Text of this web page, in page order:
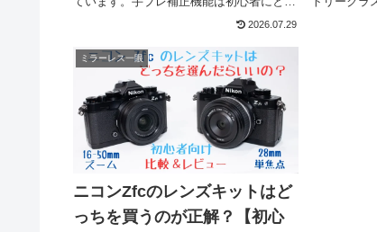
レ補正がついているのか、どのように設定
すればいいのかわかりやすく説明していま
す。
2026.07.29
るべく専
ミラーレス一眼
ニコンZfcのレンズキットはど
っちを買うのが正解？【初心